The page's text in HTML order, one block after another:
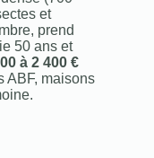
et
prend
50 ans et
à 2 400 €
ABF, maisons